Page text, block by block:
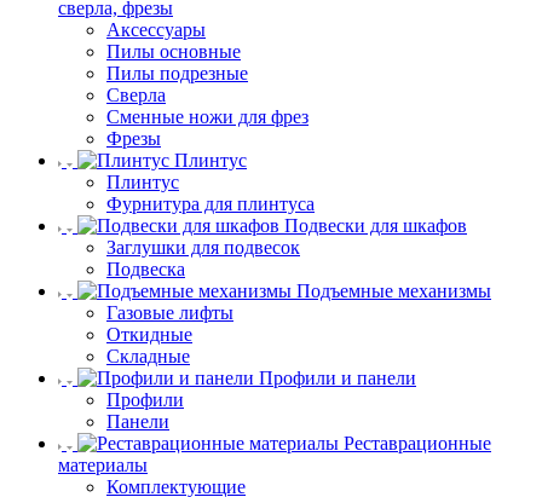
сверла, фрезы
Аксессуары
Пилы основные
Пилы подрезные
Сверла
Сменные ножи для фрез
Фрезы
Плинтус
Плинтус
Фурнитура для плинтуса
Подвески для шкафов
Заглушки для подвесок
Подвеска
Подъемные механизмы
Газовые лифты
Откидные
Складные
Профили и панели
Профили
Панели
Реставрационные
материалы
Комплектующие